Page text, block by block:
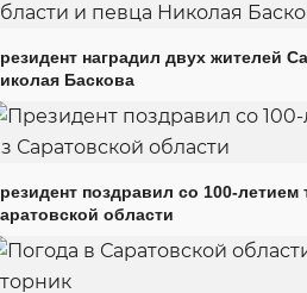
наградил двух жителей
Баскова
поздравил со 100-летием
области